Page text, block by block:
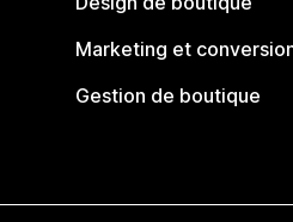
Marketing et
Gestion de boutique